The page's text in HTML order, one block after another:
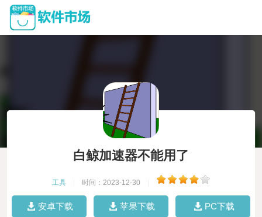
白鲸加速器不能用了
工具 时间：2023-12-30
安卓下载 苹果下载 PC下载